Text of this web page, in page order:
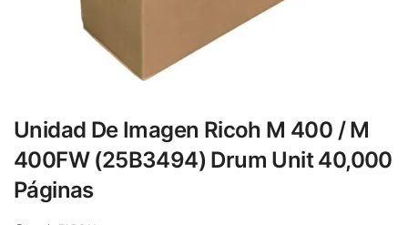
Unidad De Imagen Ricoh M 400 / M
400FW (25B3494) Drum Unit 40,000
Páginas